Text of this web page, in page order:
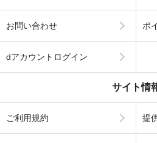
お問い合わせ ポ
dアカウントログイン
サイト情
ご利用規約 提